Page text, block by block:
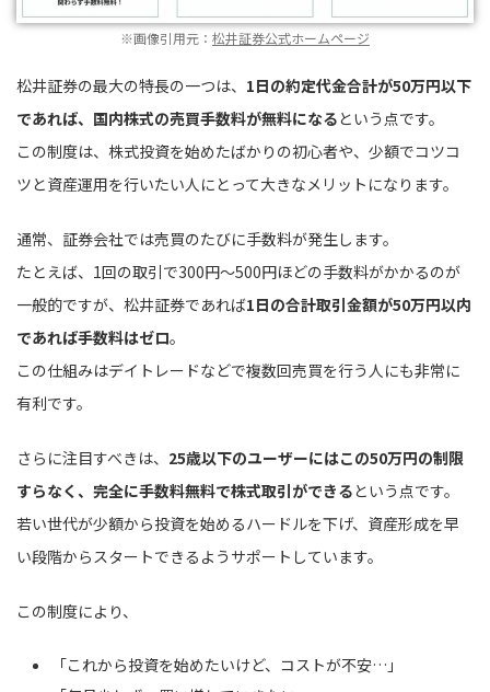
※画像引用元： 松井証券公式ホームページ
松井証券の最大の特長の一つは、 1日の約定代金合計が50万円以下
であれば、国内株式の売買手数料が無料になるという点です。
この制度は、株式投資を始めたばかりの初心者や、少額でコツコ
ツと資産運用を行いたい人にとって大きなメリットになります。
通常、証券会社では売買のたびに手数料が発生します。
たとえば、1回の取引で300円〜500円ほどの手数料がかかるのが
一般的ですが、松井証券であれば1日の合計取引金額が50万円以内
であれば手数料はゼロ。
この仕組みはデイトレードなどで複数回売買を行う人にも非常に
有利です。
さらに注目すべきは、 25歳以下のユーザーにはこの50万円の制限
すらなく、完全に手数料無料で株式取引ができるという点です。
若い世代が少額から投資を始めるハードルを下げ、資産形成を早
い段階からスタートできるようサポートしています。
この制度により、
「これから投資を始めたいけど、コストが不安…」